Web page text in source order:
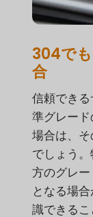
304で
合
信頼でき
準グレー
場合は、
でしょう
方のグレ
となる場
識できる